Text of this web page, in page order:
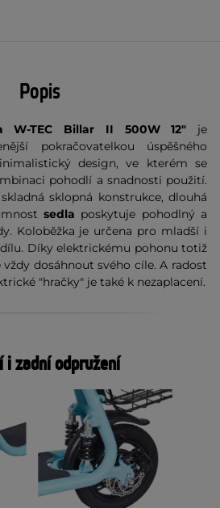
Popis
W-TEC Billar II 500W 12" je
pokračovatelkou úspěšného
design, ve kterém se
pohodlí a snadnosti použití.
sklopná konstrukce, dlouhá
sedla poskytuje pohodlný a
Koloběžka je určena pro mladší i
Díky elektrickému pohonu totiž
dosáhnout svého cíle. A radost
"hračky" je také k nezaplacení.
i zadní odpružení